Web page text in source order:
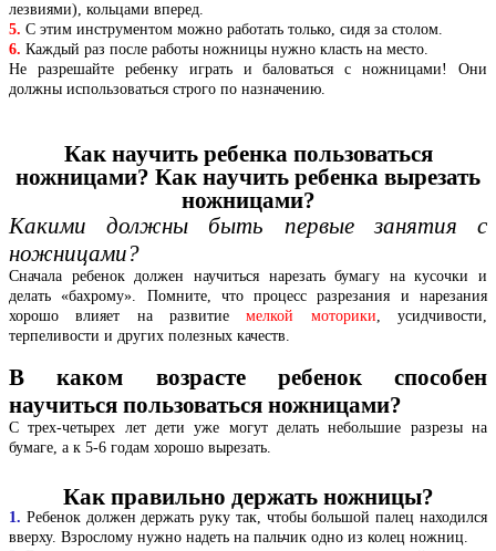
лезвиями), кольцами вперед.
5. С этим инструментом можно работать только, сидя за столом.
6. Каждый раз после работы ножницы нужно класть на место.
Не разрешайте ребенку играть и баловаться с ножницами! Они
должны использоваться строго по назначению.
Как научить ребенка пользоваться
ножницами? Как научить ребенка вырезать
ножницами?
Какими должны быть первые занятия с
ножницами?
Сначала ребенок должен научиться нарезать бумагу на кусочки и
делать «бахрому». Помните, что процесс разрезания и нарезания
хорошо влияет на развитиемелкой моторики, усидчивости,
терпеливости и других полезных качеств.
В каком возрасте ребенок способен
научиться пользоваться ножницами?
С трех-четырех лет дети уже могут делать небольшие разрезы на
бумаге, а к 5-6 годам хорошо вырезать.
Как правильно держать ножницы?
1. Ребенок должен держать руку так, чтобы большой палец находился
вверху. Взрослому нужно надеть на пальчик одно из колец ножниц.